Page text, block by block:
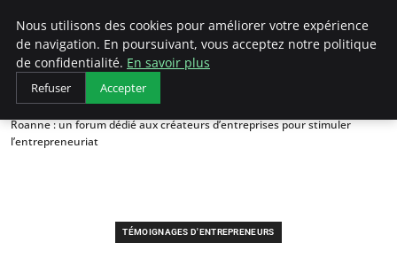
LECFCM
Accueil
Témoignages d'entrepreneurs
Roanne : un forum dédié aux créateurs d’entreprises pour stimuler
l’entrepreneuriat
TÉMOIGNAGES D'ENTREPRENEURS
Nous utilisons des cookies pour améliorer votre expérience
de navigation. En poursuivant, vous acceptez notre politique
de confidentialité. En savoir plus
Refuser Accepter